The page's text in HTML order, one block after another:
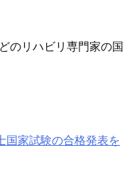
のリハビリ専門家の国
国家試験の合格発表を